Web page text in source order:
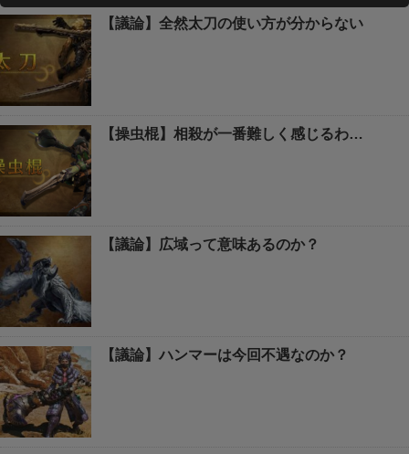
【議論】全然太刀の使い方が分からない
【操虫棍】相殺が一番難しく感じるわ…
【議論】広域って意味あるのか？
【議論】ハンマーは今回不遇なのか？